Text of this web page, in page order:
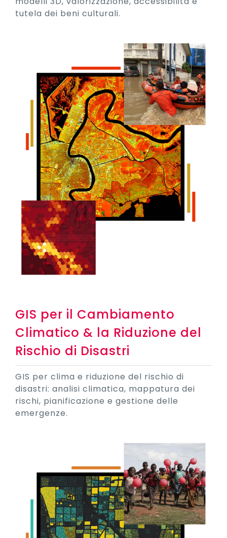
tutela dei beni culturali.
GIS per il Cambiamento
Climatico & la Riduzione del
Rischio di Disastri
GIS per clima e riduzione del rischio di
disastri: analisi climatica, mappatura dei
rischi, pianificazione e gestione delle
emergenze.